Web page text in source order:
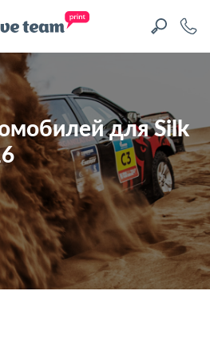
для Silk